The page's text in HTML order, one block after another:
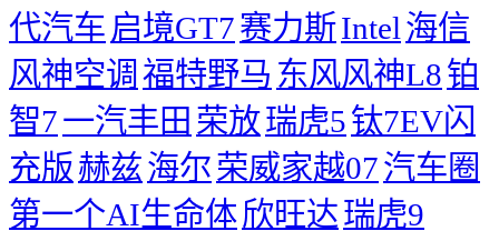
代汽车 启境GT7赛力斯Intel 海信
风神空调 福特野马 东风风神L8铂
智7一汽丰田 荣放瑞虎5钛7EV闪
充版赫兹海尔荣威家越07汽车圈
第一个AI生命体欣旺达瑞虎9